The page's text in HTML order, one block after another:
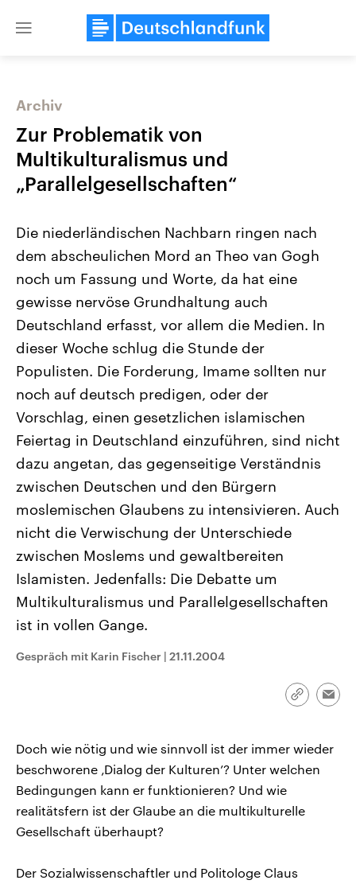
Close
Landtagswahl Sachsen-Anhalt
Alle Informationen
September 2026 einen neuen
Landtag. Seit 2021 wird das
Bundesland von einer Koalition aus
CDU, SPD und FDP regiert.-
Umfragen, Prognosen,
Wahlprogramme, aktuelle Berichte
und Hintergründe zu den Parteien
und Kandidaten der anstehenden
USA
Hintergründe
gehören die Vereinigten
den mächtigsten Ländern
mit großem Einfluss auf
aktuelle Weltgeschehen.
Sendungen Programm Podcasts
Audio-Archiv
Archiv
Zur Problematik von
Multikulturalismus und
„Parallelgesellschaften“
Die niederländischen Nachbarn ringen nach
dem abscheulichen Mord an Theo van Gogh
noch um Fassung und Worte, da hat eine
gewisse nervöse Grundhaltung auch
Deutschland erfasst, vor allem die Medien. In
dieser Woche schlug die Stunde der
Populisten. Die Forderung, Imame sollten nur
noch auf deutsch predigen, oder der
Vorschlag, einen gesetzlichen islamischen
Feiertag in Deutschland einzuführen, sind nicht
dazu angetan, das gegenseitige Verständnis
zwischen Deutschen und den Bürgern
moslemischen Glaubens zu intensivieren. Auch
nicht die Verwischung der Unterschiede
zwischen Moslems und gewaltbereiten
Islamisten. Jedenfalls: Die Debatte um
Multikulturalismus und Parallelgesellschaften
ist in vollen Gange.
Gespräch mit Karin Fischer | 21.11.2004
Link
Doch wie nötig und wie sinnvoll ist der immer wieder
beschworene ‚Dialog der Kulturen’? Unter welchen
Bedingungen kann er funktionieren? Und wie
realitätsfern ist der Glaube an die multikulturelle
Gesellschaft überhaupt?
Der Sozialwissenschaftler und Politologe Claus